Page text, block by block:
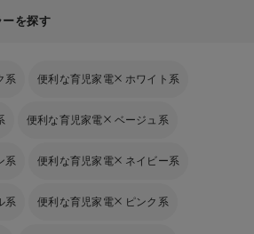
を探す
系 便利な育児家電 ホワイト系
便利な育児家電 ベージュ系
系 便利な育児家電 ネイビー系
系 便利な育児家電 ピンク系